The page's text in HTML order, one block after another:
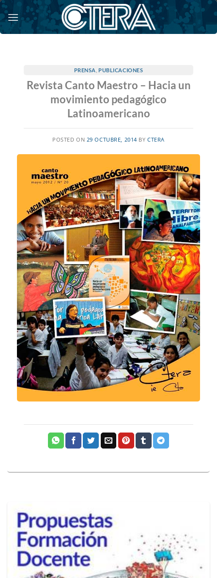
Saltar
al
contenido
PRENSA ,PUBLICACIONES
Revista Canto Maestro – Hacia un
movimiento pedagógico
Latinoamericano
POSTED ON 29 OCTUBRE, 2014 BY CTERA